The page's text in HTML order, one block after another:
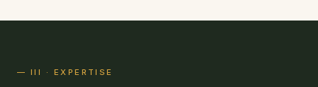
— III · EXPERTISE